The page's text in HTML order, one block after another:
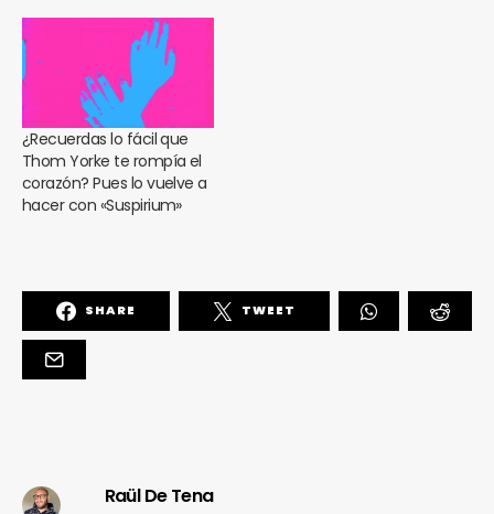
¿Recuerdas lo fácil que
Thom Yorke te rompía el
corazón? Pues lo vuelve a
hacer con «Suspirium»
SHARE TWEET
Raül De Tena